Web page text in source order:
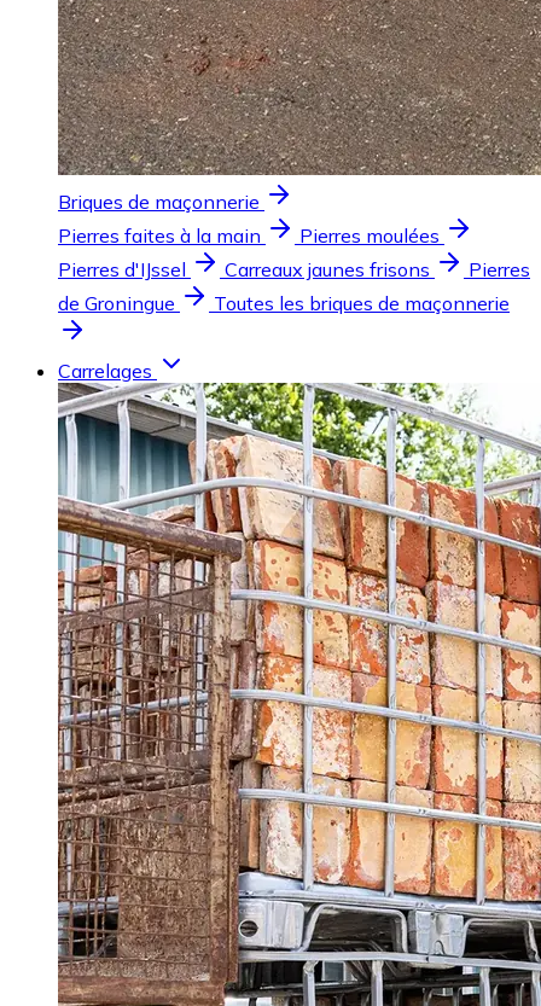
Briques de maçonnerie
Pierres faites à la main
Pierres moulées
Pierres d'IJssel
Carreaux jaunes frisons
Pierres
de Groningue
Toutes les briques de maçonnerie
Carrelages